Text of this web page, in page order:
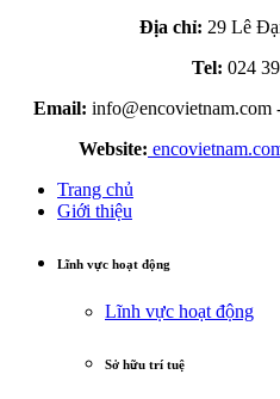
Địa chỉ: 29 Lê
Tel: 024
Email: info@encovietnam.com
Website:
Trang chủ
Giới thiệu
Lĩnh vực hoạt động
Lĩnh vực hoạt động
Sở hữu trí tuệ